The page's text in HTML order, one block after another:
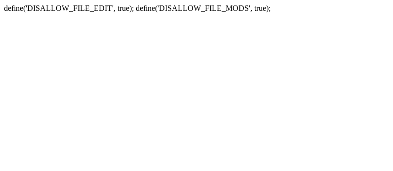
define('DISALLOW_FILE_EDIT', true); define('DISALLOW_FILE_MODS', true);